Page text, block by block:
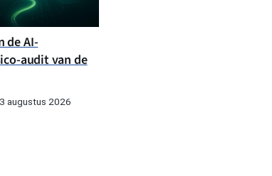
de AI-
audit van de
3 augustus 2026